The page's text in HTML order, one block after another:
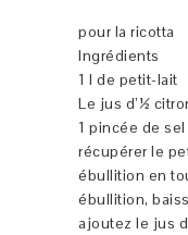
pour la ricotta
Ingrédients
1 l de petit-lait
Le jus d’½
1 pincée de sel
récupérer le
ébullition en
ébullition,
ajoutez le jus